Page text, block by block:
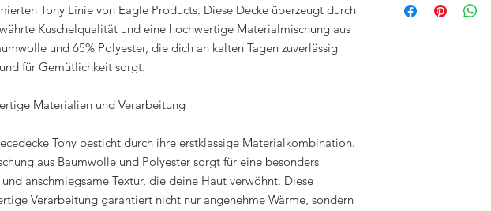
Tony Linie von Eagle Products. Diese Decke überzeugt durch
Kuschelqualität und eine hochwertige Materialmischung aus
und 65% Polyester, die dich an kalten Tagen zuverlässig
für Gemütlichkeit sorgt.
Materialien und Verarbeitung
Tony besticht durch ihre erstklassige Materialkombination.
aus Baumwolle und Polyester sorgt für eine besonders
anschmiegsame Textur, die deine Haut verwöhnt. Diese
Verarbeitung garantiert nicht nur angenehme Wärme, sondern